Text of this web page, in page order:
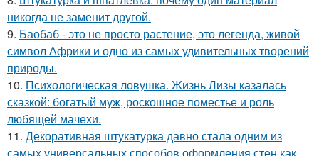
никогда не заменит другой.
9. Баобаб - это не просто растение, это легенда, живой
символ Африки и одно из самых удивительных творений
природы.
10. Психологическая ловушка. Жизнь Лизы казалась
сказкой: богатый муж, роскошное поместье и роль
любящей мачехи.
11. Декоративная штукатурка давно стала одним из
самых универсальных способов оформления стен как